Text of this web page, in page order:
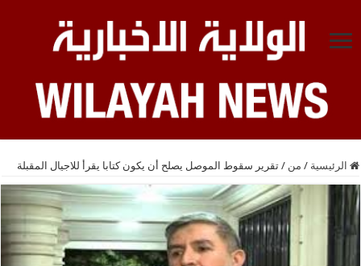
الرئيسية / من / تقرير سقوط الموصل يصلح أن يكون كتابا يقرأ للاجيال المقبلة